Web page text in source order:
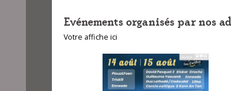
Evénements organisés par nos
Votre affiche ici